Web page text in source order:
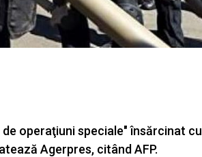
operaţiuni speciale" însărcinat cu
Agerpres, citând AFP.